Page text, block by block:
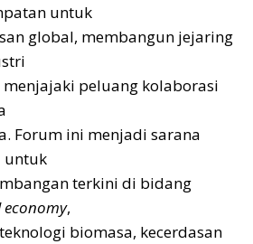
untuk
global, membangun jejaring
peluang kolaborasi
Forum ini menjadi sarana
untuk
terkini di bidang
,
biomasa, kecerdasan